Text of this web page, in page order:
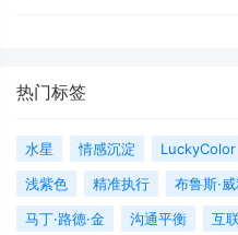
热门标签
水星 情感沉淀 LuckyColor
浅紫色
精准执行 布鲁斯·
马丁·路德·金
沟通平衡 互